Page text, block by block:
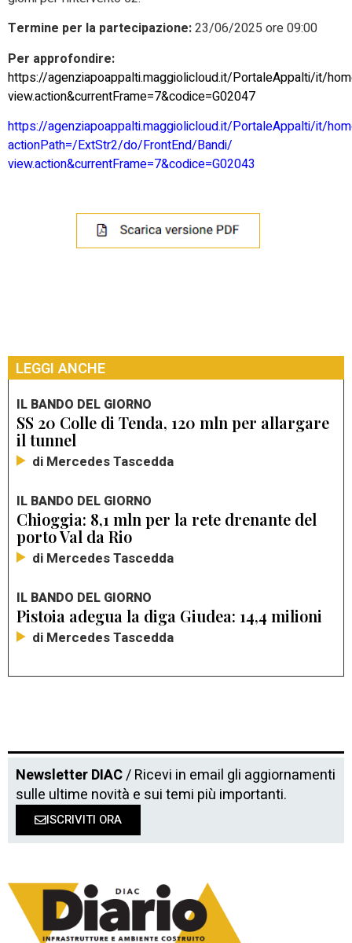
Termine per la partecipazione:23/06/2025 ore 09:00
Per approfondire:
https://agenziapoappalti.maggiolicloud.it/PortaleAppalti/it/
view.action&currentFrame=7&codice=G02047
https://agenziapoappalti.maggiolicloud.it/PortaleAppalti/it/
actionPath=/ExtStr2/do/FrontEnd/Bandi/
view.action&currentFrame=7&codice=G02043
LEGGI ANCHE
IL BANDO DEL GIORNO
SS 20 Colle di Tenda, 120 mln per allargare
il tunnel
di Mercedes Tascedda
IL BANDO DEL GIORNO
Chioggia: 8,1 mln per la rete drenante del
porto Val da Rio
di Mercedes Tascedda
IL BANDO DEL GIORNO
Pistoia adegua la diga Giudea: 14,4 milioni
di Mercedes Tascedda
Newsletter DIAC/ Ricevi in email gli aggiornamenti
sulle ultime novità e sui temi più importanti.
ISCRIVITI ORA